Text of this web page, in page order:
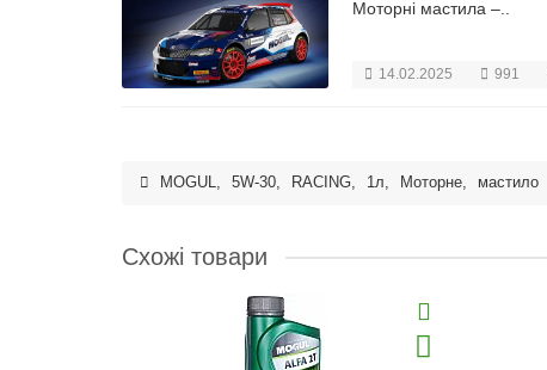
Моторні мастила –..
14.02.2025 991
MOGUL, 5W-30, RACING, 1л, Моторне, мастило
Схожі товари